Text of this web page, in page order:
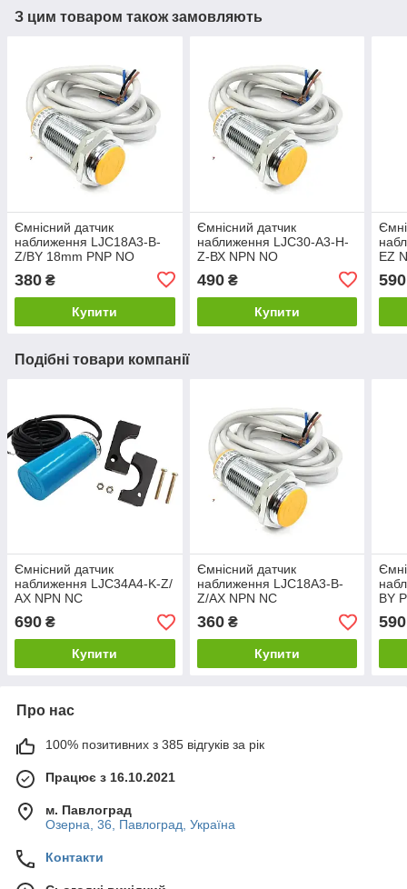
З цим товаром також замовляють
Ємнісний датчик
наближення LJС18A3-B-
Z/BY 18mm PNP NO
380 ₴
Купити
Ємнісний датчик
наближення LJC30-А3-Н-
Z-ВХ NPN NO
490₴
Купити
ЕZ
590
Подібні товари компанії
Ємнісний датчик
наближення LJС34A4-K-Z/
АХ NPN NС
690 ₴
Купити
Ємнісний датчик
наближення LJС18A3-B-
Z/AX NPN NC
360₴
Купити
ВY
590
Про нас
100% позитивних з 385 відгуків за рік
Працює з 16.10.2021
м. Павлоград
Озерна, 36, Павлоград, Україна
Контакти